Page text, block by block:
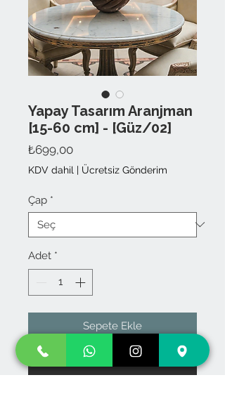
Yapay Tasarım Aranjman
[15-60 cm] - [Güz/02]
₺699,00Fiyat
KDV dahil | Ücretsiz Gönderim
Çap *
Adet *
Sepete Ekle
Hemen Satın Al